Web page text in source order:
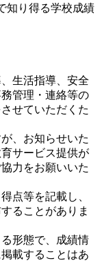
知り得る学校成績
生活指導、安全
管理・連絡等の
せていただくた
、お知らせいた
サービス提供が
力をお願いいた
点等を記載し、
ることがありま
形態で、成績情
載することはあ